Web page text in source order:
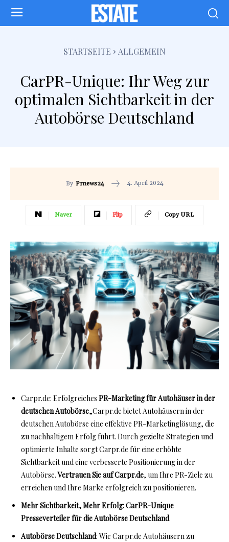
STARTSEITE ALLGEMEIN
CarPR-Unique: Ihr Weg zur
optimalen Sichtbarkeit in der
Autobörse Deutschland
By Prnews24 4. April 2024
Naver Flip Copy URL
Carpr.de: Erfolgreiches PR-Marketing für Autohäuser in der
deutschen Autobörse„Carpr.de bietet Autohäusern in der
deutschen Autobörse eine effektive PR-Marketinglösung, die
zu nachhaltigem Erfolg führt. Durch gezielte Strategien und
optimierte Inhalte sorgt Carpr.de für eine erhöhte
Sichtbarkeit und eine verbesserte Positionierung in der
Autobörse.Vertrauen Sie auf Carpr.de, um Ihre PR-Ziele zu
erreichen und Ihre Marke erfolgreich zu positionieren.
Mehr Sichtbarkeit, Mehr Erfolg: CarPR-Unique
Presseverteiler für die Autobörse Deutschland
Autobörse Deutschland: Wie Carpr.de Autohäusern zu